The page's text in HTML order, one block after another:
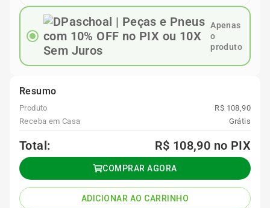
Apenas
o
produto
Resumo
Produto
R$ 108,90
Receba em Casa
Grátis
Total: R$ 108,90 no PIX
COMPRAR AGORA
ADICIONAR AO CARRINHO